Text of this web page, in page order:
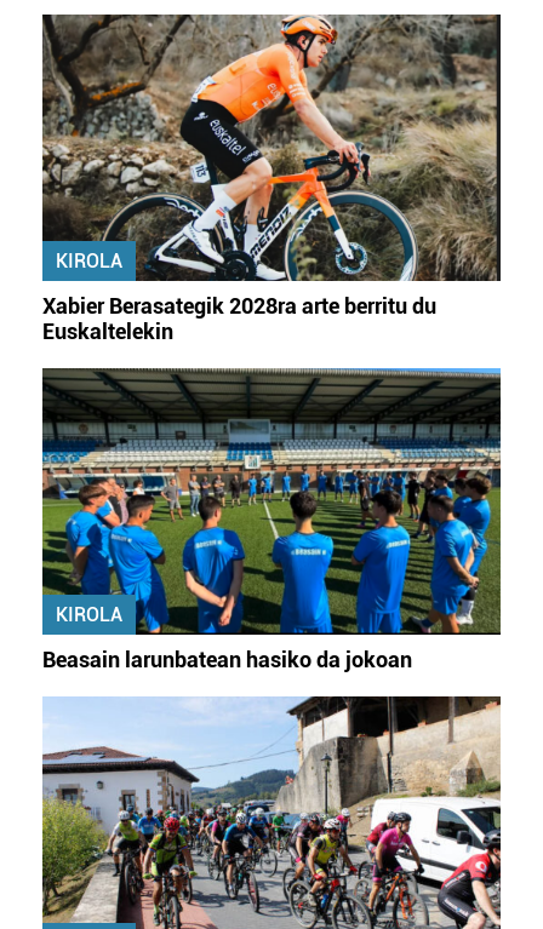
KIROLA
Xabier Berasategik 2028ra arte berritu du
Euskaltelekin
KIROLA
Beasain larunbatean hasiko da jokoan